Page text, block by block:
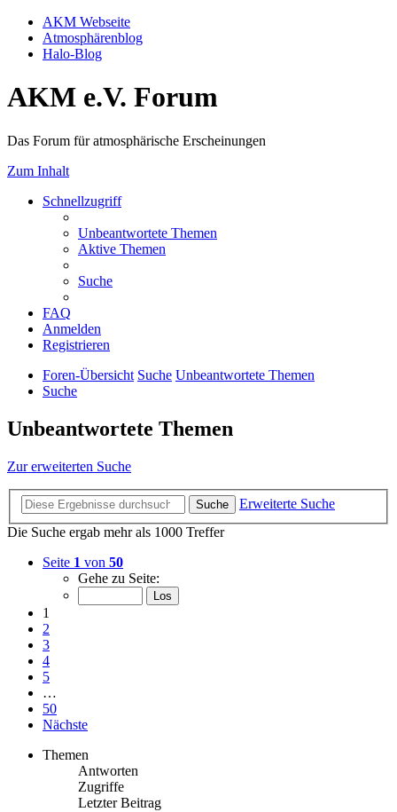
AKM Webseite
Atmosphärenblog
Halo-Blog
AKM e.V. Forum
Das Forum für atmosphärische Erscheinungen
Zum Inhalt
Schnellzugriff
Unbeantwortete Themen
Aktive Themen
Suche
FAQ
Anmelden
Registrieren
Foren-Übersicht Suche Unbeantwortete Themen
Suche
Unbeantwortete Themen
Zur erweiterten Suche
Suche
Erweiterte Suche
Die Suche ergab mehr als 1000 Treffer
Seite 1 von 50
Gehe zu Seite:
1
2
3
4
5
…
50
Nächste
Themen
Antworten
Zugriffe
Letzter Beitrag